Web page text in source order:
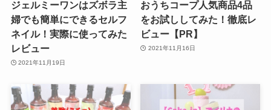
ジェルミーワンはズボラ主
婦でも簡単にできるセルフ
ネイル！実際に使ってみた
レビュー
2021年11月19日
おうちコープ人気商品4品
をお試ししてみた！徹底レ
ビュー【PR】
2021年11月16日